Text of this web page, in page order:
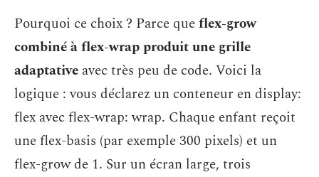
Pourquoi ce choix ? Parce queflex-grow
combiné à flex-wrap produit une grille
adaptative avec très peu de code. Voici la
logique : vous déclarez un conteneur en display:
flex avec flex-wrap: wrap. Chaque enfant reçoit
une flex-basis (par exemple 300 pixels) et un
flex-grow de 1. Sur un écran large, trois